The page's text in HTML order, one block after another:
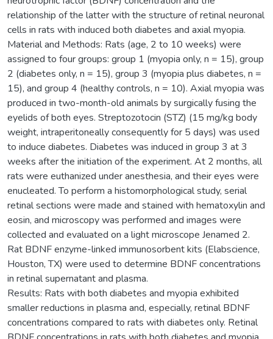
relationship of the latter with the structure of retinal neuronal
cells in rats with induced both diabetes and axial myopia.
Material and Methods: Rats (age, 2 to 10 weeks) were
assigned to four groups: group 1 (myopia only, n = 15), group
2 (diabetes only, n = 15), group 3 (myopia plus diabetes, n =
15), and group 4 (healthy controls, n = 10). Axial myopia was
produced in two-month-old animals by surgically fusing the
eyelids of both eyes. Streptozotocin (STZ) (15 mg/kg body
weight, intraperitoneally consequently for 5 days) was used
to induce diabetes. Diabetes was induced in group 3 at 3
weeks after the initiation of the experiment. At 2 months, all
rats were euthanized under anesthesia, and their eyes were
enucleated. To perform a histomorphological study, serial
retinal sections were made and stained with hematoxylin and
eosin, and microscopy was performed and images were
collected and evaluated on a light microscope Jenamed 2.
Rat BDNF enzyme-linked immunosorbent kits (Elabscience,
Houston, TX) were used to determine BDNF concentrations
in retinal supernatant and plasma.
Results: Rats with both diabetes and myopia exhibited
smaller reductions in plasma and, especially, retinal BDNF
concentrations compared to rats with diabetes only. Retinal